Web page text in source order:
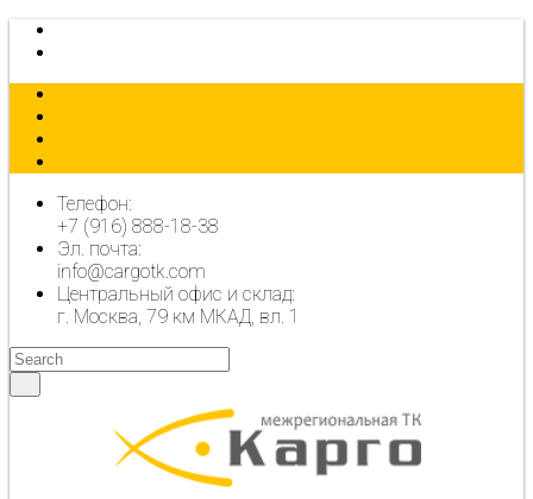
Телефон:
+7 (916) 888-18-38
Эл. почта:
info@cargotk.com
Центральный офис и склад:
г. Москва, 79 км МКАД, вл. 1